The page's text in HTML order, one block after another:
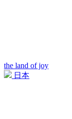
the land of joy
日本